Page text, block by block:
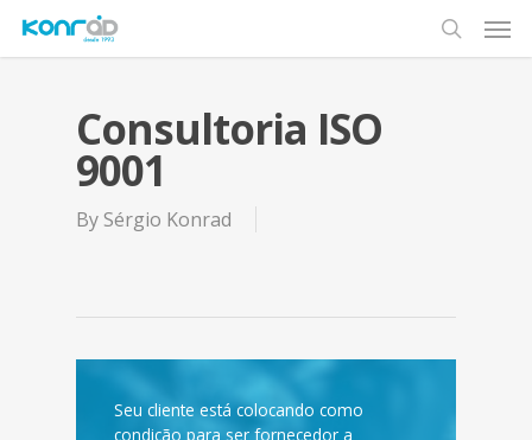
Skip
search
Consultoria ISO
9001
By Sérgio Konrad
Seu cliente está colocando como
condição para ser fornecedor a